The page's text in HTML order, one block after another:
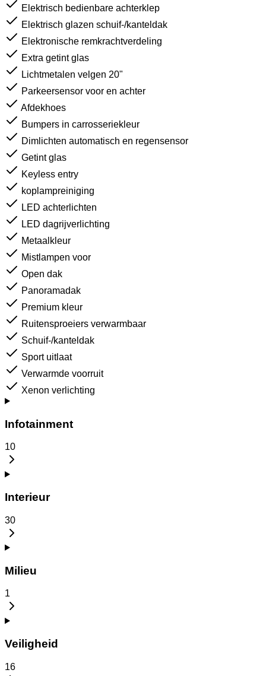
Elektrisch bedienbare achterklep
Elektrisch glazen schuif-/kanteldak
Elektronische remkrachtverdeling
Extra getint glas
Lichtmetalen velgen 20"
Parkeersensor voor en achter
Afdekhoes
Bumpers in carrosseriekleur
Dimlichten automatisch en regensensor
Getint glas
Keyless entry
koplampreiniging
LED achterlichten
LED dagrijverlichting
Metaalkleur
Mistlampen voor
Open dak
Panoramadak
Premium kleur
Ruitensproeiers verwarmbaar
Schuif-/kanteldak
Sport uitlaat
Verwarmde voorruit
Xenon verlichting
Infotainment
10
Interieur
30
Milieu
1
Veiligheid
16